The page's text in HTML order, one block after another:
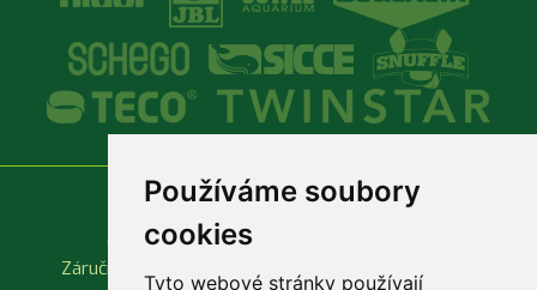
Používáme soubory
cookies
Tyto webové stránky používají
Vše o nákupu
Obchodní podmínky
Záruční a reklamační podmínky
Důležité odkazy
Rychlá objednávka